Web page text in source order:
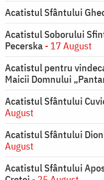
Acatistul Sfântului
Acatistul Soborului
Pecerska- 17 August
Acatistul pentru
Maicii Domnului
Acatistul Sfântului
August
Acatistul Sfântului
August
Acatistul Sfântului